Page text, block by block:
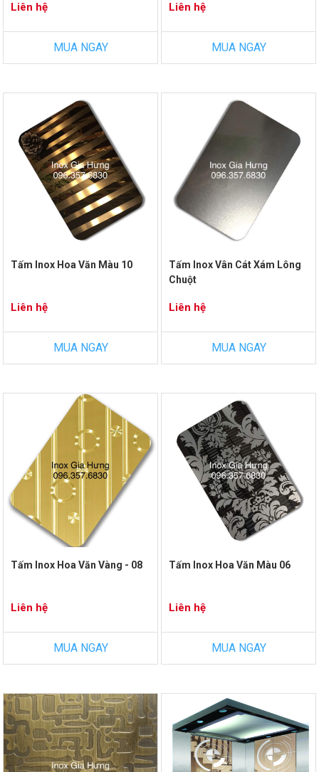
Liên hệ
MUA NGAY
Liên hệ
MUA NGAY
Tấm Inox Hoa Văn Màu 10
Liên hệ
MUA NGAY
Tấm Inox Vân Cát Xám Lông
Chuột
Liên hệ
MUA NGAY
Tấm Inox Hoa Văn Vàng - 08
Liên hệ
MUA NGAY
Tấm Inox Hoa Văn Màu 06
Liên hệ
MUA NGAY